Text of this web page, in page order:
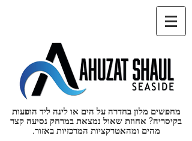
מחפשים מלון בחדרה על הים או לינה ליד הופעות
בקיסריה? אחוזת שאול נמצאת במרחק נסיעה קצר
מהים ומהאטרקציות המרכזיות באזור.